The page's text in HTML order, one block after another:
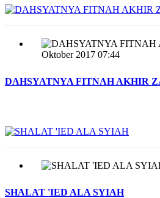
Oktober 2017 07:44
DAHSYATNYA FITNAH AKHIR
SHALAT 'IED ALA SYIAH